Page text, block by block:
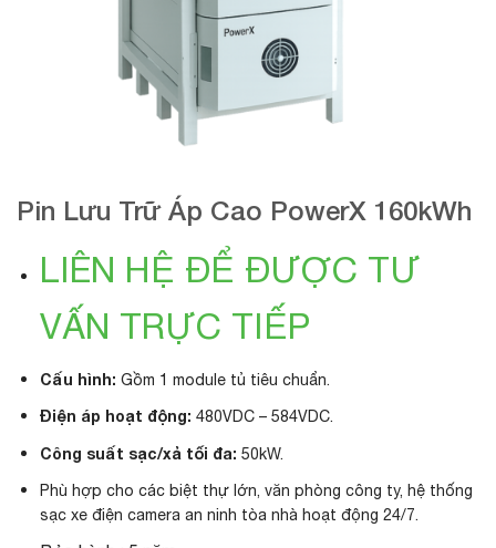
Pin Lưu Trữ Áp Cao PowerX 160kWh
LIÊN HỆ ĐỂ ĐƯỢC TƯ
VẤN TRỰC TIẾP
Cấu hình: Gồm 1 module tủ tiêu chuẩn.
Điện áp hoạt động: 480VDC – 584VDC.
Công suất sạc/xả tối đa: 50kW.
Phù hợp cho các biệt thự lớn, văn phòng công ty, hệ thống
sạc xe điện camera an ninh tòa nhà hoạt động 24/7.